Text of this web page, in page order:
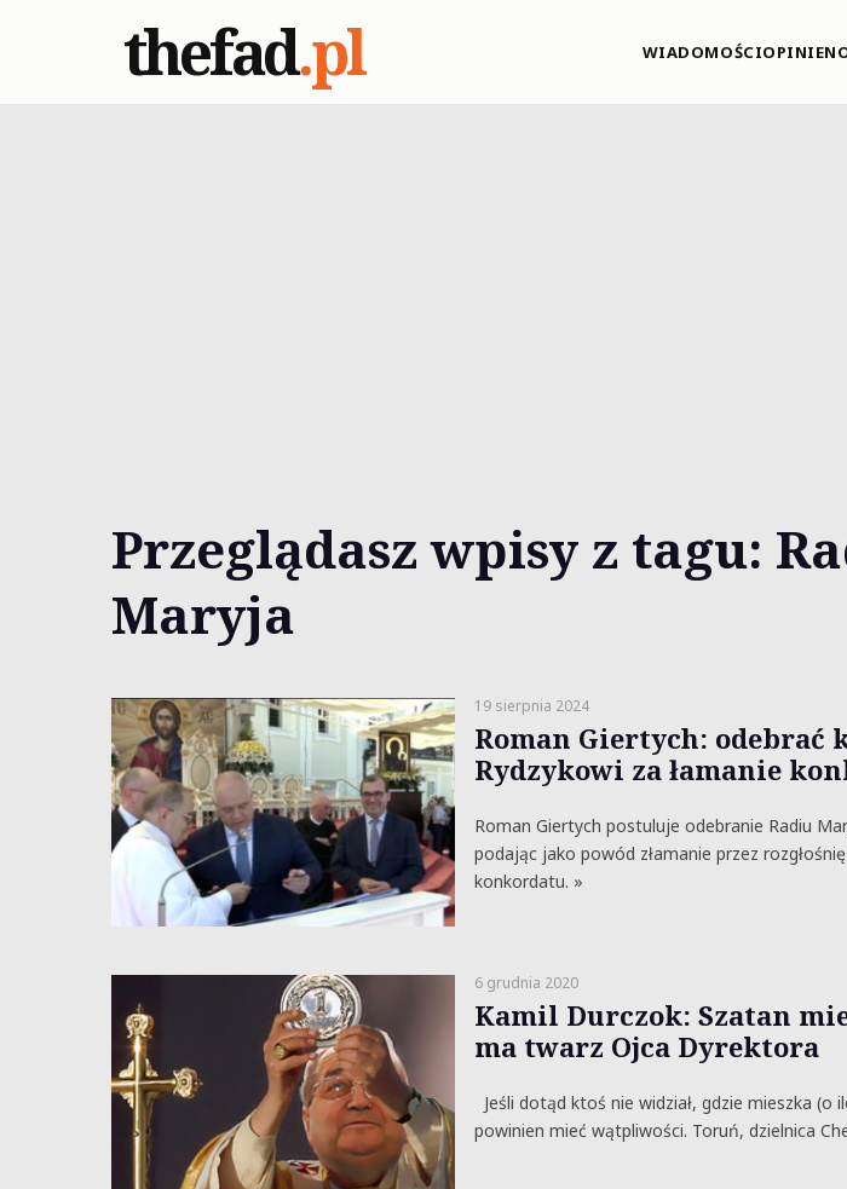
thefad.pl WIADOMOŚCIOPINIE
Przeglądasz wpisy z tagu:
Maryja
19 sierpnia 2024
Roman Giertych: odebrać
Rydzykowi za łamanie
Roman Giertych postuluje odebranie Radiu
podając jako powód złamanie przez
konkordatu. »
6 grudnia 2020
Kamil Durczok: Szatan
ma twarz Ojca Dyrektora
Jeśli dotąd ktoś nie widział, gdzie mieszka (o
powinien mieć wątpliwości. Toruń, dzielnica